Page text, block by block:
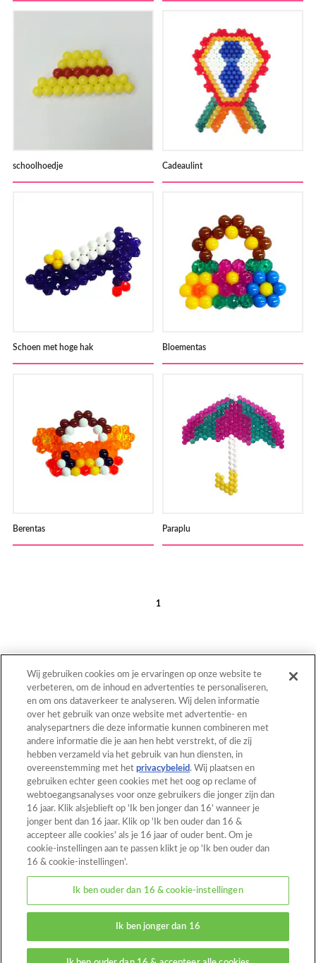
schoolhoedje Cadeaulint
Schoen met hoge hak Bloementas
Berentas Paraplu
1
Terug naar boven
Home Catalogus
Patronen Wat is Aquabeads?
Video's Voor ouders
Over deze website
Privacybeleid
Cookies
Cookie-instellingen
Wij gebruiken cookies om je ervaringen op onze website te
verbeteren, om de inhoud en advertenties te personaliseren,
en om ons dataverkeer te analyseren. Wij delen informatie
over het gebruik van onze website met advertentie- en
analysepartners die deze informatie kunnen combineren met
andere informatie die je aan hen hebt verstrekt, of die zij
hebben verzameld via het gebruik van hun diensten, in
overeenstemming met hetprivacybeleid. Wij plaatsen en
gebruiken echter geen cookies met het oog op reclame of
webtoegangsanalyses voor onze gebruikers die jonger zijn dan
16 jaar. Klik alsjeblieft op 'Ik ben jonger dan 16' wanneer je
jonger bent dan 16 jaar. Klik op 'Ik ben ouder dan 16 &
accepteer alle cookies' als je 16 jaar of ouder bent. Om je
cookie-instellingen aan te passen klikt je op 'Ik ben ouder dan
16 & cookie-instellingen'.
Ik ben ouder dan 16 & cookie-instellingen
Ik ben jonger dan 16